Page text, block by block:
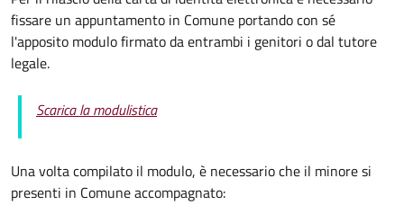
fissare un appuntamento in Comune portando con sé
l'apposito modulo firmato da entrambi i genitori o dal tutore
legale.
Scarica la modulistica
Una volta compilato il modulo, è necessario che il minore si
presenti in Comune accompagnato: